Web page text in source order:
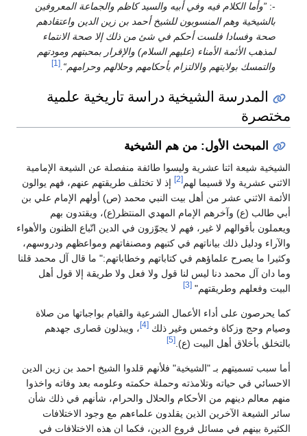
-:”وأما الكلام فيه وفي أبيه والسيد كاظم والجماعة المعروفين
بالشيخية وهم المنسوبون للشيخ أحمد بن زين الدين واعتقادهم
صحة وفسادا فلست أحكم في شئ من ذلك إلا صحة الانتماء
لمذهب الأئمة الأمناء (عليهم السلام) والإقرار بمحبتهم ومودتهم
والتمسك بولايتهم والالتزام بأحكامهم وحلالهم وحرامهم“.[1]
المدرسة الشيخية دراسة تاريخية علمية
مختصرة
المبحث الأول: من هم الشيخية
الشيخية شيعة اثنا عشرية وليسوا طائفة منفصلة عن الشيعة الإمامية
الاثني عشرية ولا قسيما لهم [2]
إذ لا تختلف طريقتهم عنهم، فهم يوالون
الأئمة الاثني عشر من أهل بيت النبي محمد (ص) أولهم الإمام علي بن
أبي طالب (ع) وآخرهم الإمام المهدي المنتظر(ع)، ويقتدون بهم
ويعملون بأقوالهم لا غير، فهم لا يجوّزون في الدين اتّباع الظنون والأهواء
والآراء ودليل ذلك بياناتهم في كتبهم ومصنفاتهم ومواعظهم ودروسهم،
وكثيرا ما يصرح علماؤهم في كتاباتهم وخطاباتهم:" ما قال آل محمد قلنا
وما دان آل محمد دنا ليس لنا قول ولا فعل ولا طريقة إلا قول أهل
البيت وفعلهم وطريقتهم" [3]
كما يحرصون على أداء الأعمال الشرعية والقيام بواجباتها من صلاة
وصيام وحج وزكاة وخمس وغير ذلك [4]
، ويبذلون قصارى جهدهم
بالتخلق بأخلاق أهل البيت (ع). [5]
أما سبب تسميتهم بـ "الشيخية" فلأنهم قلدوا الشيخ احمد بن زين الدين
الاحسائي في حياته وتلامذته وحملة حكمته وعلومه بعد وفاته واخذوا
منهم معالم دينهم من الأحكام والحلال والحرام، شأنهم في ذلك شأن
سائر الشيعة الآخرين الذين يقلدون علماءهم مع وجود الاختلافات
الكثيرة بينهم في مسائل فروع الدين، فكما ان هذه الاختلافات في